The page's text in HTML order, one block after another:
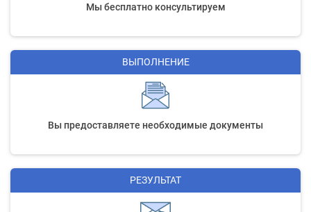
Мы бесплатно консультируем
ВЫПОЛНЕНИЕ
Вы предоставляете необходимые документы
РЕЗУЛЬТАТ